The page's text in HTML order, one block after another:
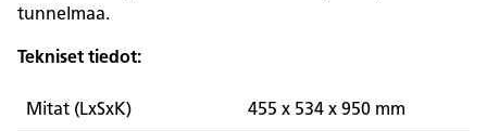
tunnelmaa.
Tekniset tiedot:
Mitat (LxSxK) 455 x 534 x 950 mm